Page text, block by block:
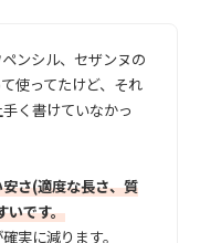
ンシル、セザンヌの
使ってたけど、それ
く書けていなかっ
さ(適度な長さ、質
いです。
実に減ります。